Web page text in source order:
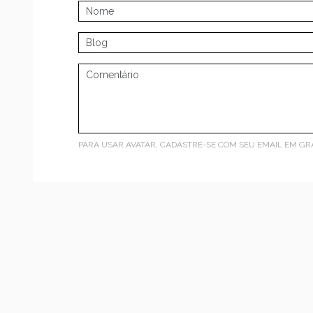
PARA USAR AVATAR, CADASTRE-SE COM SEU EMAIL EM